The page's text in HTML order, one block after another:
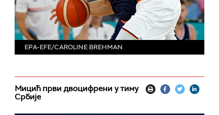
EPA-EFE/CAROLINE BREHMAN
Мицић први двоцифрени у тиму
Србије